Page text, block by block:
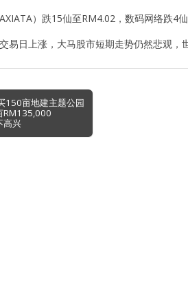
）跌15仙至RM4.02，数码网络跌4
易日上涨，大马股市短期走势仍然悲观，
150亩地建主题公园
RM135,000
高兴